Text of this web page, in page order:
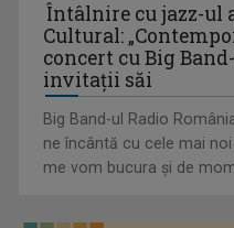
„Frații Jderi”,
Sadoveanu, la ...
Întâlnire cu jazz-ul
Cultural:
concert cu Big
invitaţii săi
Big Band-ul Radio
ne încântă cu cele mai
me vom bucura şi de